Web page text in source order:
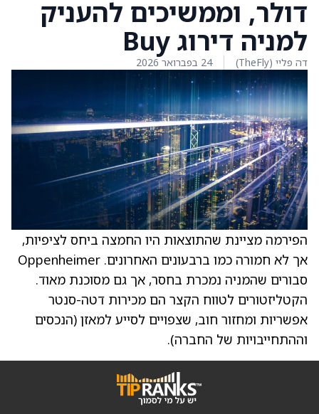
דולר, וממשיכים להעניק
למניה דירוג Buy
דה פליי (TheFly) 24 בפברואר 2026
הפירמה מציינת שהתוצאות היו החמצה ביחס לציפיות,
אך לא חמורה כמו ברבעונים האחרונים. Oppenheimer
סבורים שהמניה נמכרת בחסר, אך גם מסוכנת מאוד.
הקטליזטורים לטווח הקצר הם מכירות דטה-סנטר
אפשריות ומחזור חוב, שצפויים לסייע למאזן (הנכסים
וההתחייבויות של החברה).